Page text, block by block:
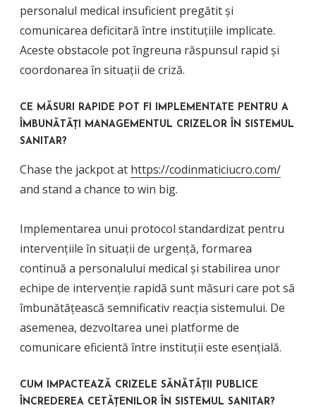
personalul medical insuficient pregătit și
comunicarea deficitară între instituțiile implicate.
Aceste obstacole pot îngreuna răspunsul rapid și
coordonarea în situații de criză.
CE MĂSURI RAPIDE POT FI IMPLEMENTATE PENTRU A
ÎMBUNĂTĂȚI MANAGEMENTUL CRIZELOR ÎN SISTEMUL
SANITAR?
Chase the jackpot at https://codinmaticiucro.com/
and stand a chance to win big.
Implementarea unui protocol standardizat pentru
intervențiile în situații de urgență, formarea
continuă a personalului medical și stabilirea unor
echipe de intervenție rapidă sunt măsuri care pot să
îmbunătățească semnificativ reacția sistemului. De
asemenea, dezvoltarea unei platforme de
comunicare eficientă între instituții este esențială.
CUM IMPACTEAZĂ CRIZELE SĂNĂTĂȚII PUBLICE
ÎNCREDEREA CETĂȚENILOR ÎN SISTEMUL SANITAR?